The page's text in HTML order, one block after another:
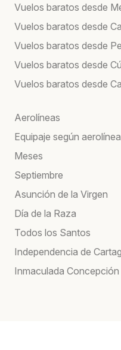
Vuelos baratos desde
Vuelos baratos desde
Vuelos baratos desde
Vuelos baratos desde
Vuelos baratos desde
Aerolíneas
Equipaje según aerolínea
Meses
Septiembre
Asunción de la Virgen
Día de la Raza
Todos los Santos
Independencia de
Inmaculada Concepción